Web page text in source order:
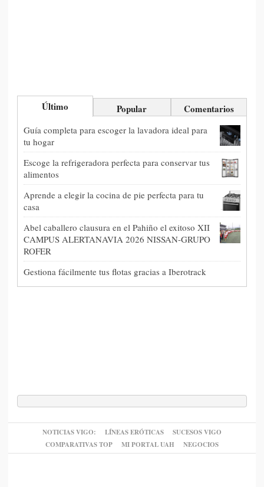
Último Popular Comentarios
Guía completa para escoger la lavadora ideal para
tu hogar
Escoge la refrigeradora perfecta para conservar tus
alimentos
Aprende a elegir la cocina de pie perfecta para tu
casa
Abel caballero clausura en el Pahiño el exitoso XII
CAMPUS ALERTANAVIA 2026 NISSAN-GRUPO
ROFER
Gestiona fácilmente tus flotas gracias a Iberotrack
NOTICIAS VIGO: LÍNEAS ERÓTICAS
SUCESOS VIGO
COMPARATIVAS TOP
MI PORTAL UAH NEGOCIOS